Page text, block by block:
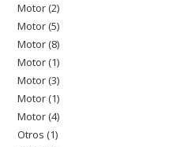
producto
Motor 22
productos
Motor 55
productos
Motor 88
productos
Motor 11
producto
Motor 33
productos
Motor 11
producto
Motor 44
productos
Otros 11